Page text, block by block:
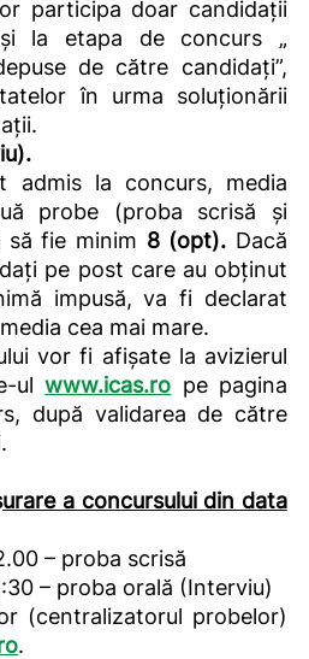
participa doar candidații
la etapa de concurs „
de către candidați”,
în urma soluționării
admis la concurs, media
probe (proba scrisă și
să fie minim 8 (opt). Dacă
pe post care au obținut
impusă, va fi declarat
cea mai mare.
vor fi afișate la avizierul
ulwww.icas.ro pe pagina
după validarea de către
a concursului din data
– proba scrisă
– proba orală (Interviu)
(centralizatorul probelor)
.